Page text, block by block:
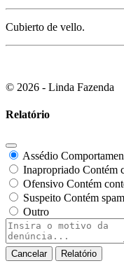
Cubierto de vello.
© 2026 - Linda Fazenda
Relatório
Assédio
Inapropriado Contém
Ofensivo Contém
Suspeito Contém
Outro
Nota
do
relatório
Relatório